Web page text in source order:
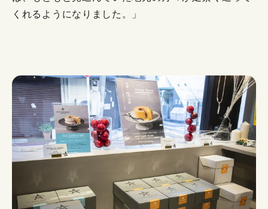
くれるようになりました。」